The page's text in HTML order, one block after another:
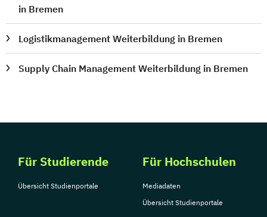
in Bremen
Logistikmanagement Weiterbildung in Bremen
Supply Chain Management Weiterbildung in Bremen
Für Studierende
Übersicht Studienportale
Für Hochschulen
Mediadaten
Übersicht Studienportale